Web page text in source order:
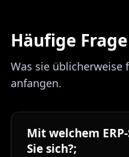
Häufige
Was sie üblicherweise
anfangen.
Mit welchem
Sie sich?;